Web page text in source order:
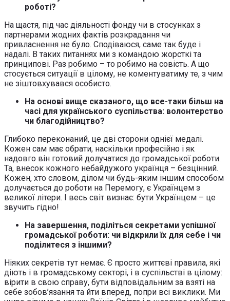
роботі?
На щастя, під час діяльності фонду чи в стосунках з
партнерами жодних фактів розкрадання чи
привласнення не було. Сподіваюся, саме так буде і
надалі. В таких питаннях ми з командою жорсткі та
принципові. Раз робимо – то робимо на совість. А що
стосується ситуації в цілому, не коментуватиму те, з чим
не зіштовхувався особисто.
На основі вище сказаного, що все-таки більш на
часі для українського суспільства: волонтерство
чи благодійництво?
Глибоко переконаний, це дві сторони однієї медалі.
Кожен сам має обрати, наскільки професійно і як
надовго він готовий долучатися до громадської роботи.
Та, внесок кожного небайдужого українця – безцінний.
Кожен, хто словом, ділом чи будь-яким іншим способом
долучається до роботи на Перемогу, є Українцем з
великої літери. І весь світ визнає: бути Українцем – це
звучить гідно!
На завершення, поділіться секретами успішної
громадської роботи: чи відкрили їх для себе і чи
поділитеся з іншими?
Ніяких секретів тут немає. Є просто життєві правила, які
діють і в громадському секторі, і в суспільстві в цілому:
вірити в свою справу, бути відповідальним за взяті на
себе зобов’язання та йти вперед, попри всі виклики. Ми